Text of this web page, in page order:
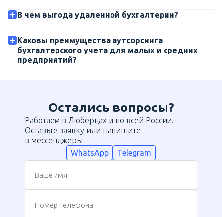
В чем выгода удаленной бухгалтерии?
Каковы преимущества аутсорсинга
бухгалтерского учета для малых и средних
предприятий?
Остались вопросы?
Работаем в Люберцах и по всей России.
Оставьте заявку или напишите
в мессенджеры
WhatsApp
Telegram
Ваше имя
Номер телефона